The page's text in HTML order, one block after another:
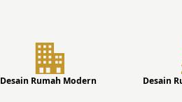
Desain Rumah Modern Desain